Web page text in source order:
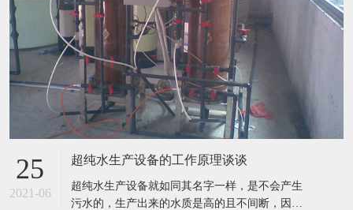
25
2021-06
超纯水生产设备的工作原理谈谈
超纯水生产设备就如同其名字一样，是不会产生
污水的，生产出来的水质是高的且不间断，因此